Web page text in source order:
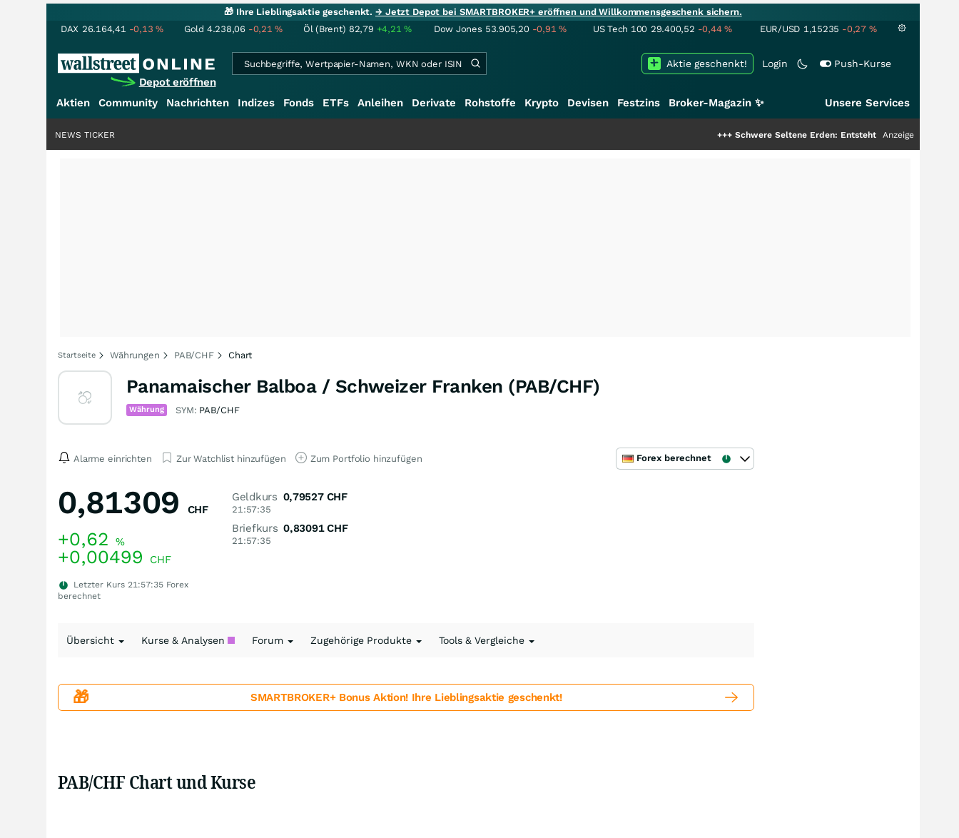
🎁 Ihre Lieblingsaktie geschenkt.→ Jetzt Depot bei SMARTBROKER+ eröffnen und Willkommensgeschenk sichern.
DAX 26.164,41 -0,13% Gold 4.238,06 -0,21% Öl (Brent) 82,79 +4,21% Dow Jones 53.905,20 -0,91% US Tech 100 29.400,52 -0,44% EUR/USD 1,15235 -0,27 %
Depot eröffnen
Login Push-Kurse
Aktie geschenkt!
Aktien Community Nachrichten Indizes Fonds ETFs Anleihen Derivate Rohstoffe Krypto Devisen Festzins Broker-Magazin ✨ Unsere Services
Schwere Seltene Erden: Entsteht hier die nächste
Anzeige
NEWS TICKER
Startseite Währungen PAB/CHF Chart
Panamaischer Balboa / Schweizer Franken (PAB/CHF)
Währung SYM: PAB/CHF
Alarme einrichten Zur Watchlist hinzufügen Zum Portfolio hinzufügen Forex berechnet
0,81309 CHF
+0,62 %
+0,00499 CHF
Letzter Kurs 21:57:35 Forex
berechnet
Geldkurs
21:57:35
0,79527 CHF
Briefkurs
21:57:35
0,83091 CHF
Übersicht Kurse & Analysen Forum Zugehörige Produkte Tools & Vergleiche
🎁 SMARTBROKER+ Bonus Aktion! Ihre Lieblingsaktie geschenkt!
PAB/CHF Chart und Kurse